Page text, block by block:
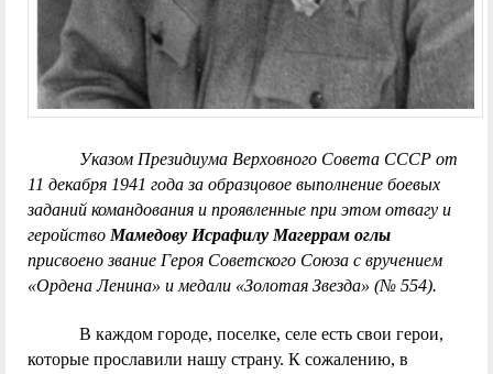
Указом Президиума Верховного Совета СССР от
11 декабря 1941 года за образцовое выполнение боевых
заданий командования и проявленные при этом отвагу и
геройство Мамедову Исрафилу Магеррам оглы
присвоено звание Героя Советского Союза с вручением
«Ордена Ленина» и медали «Золотая Звезда» (№ 554).
В каждом городе, поселке, селе есть свои герои,
которые прославили нашу страну. К сожалению, в